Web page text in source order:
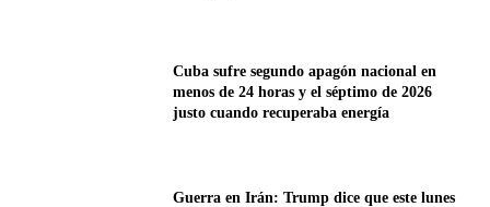
Cuba sufre segundo apagón nacional en
menos de 24 horas y el séptimo de 2026
justo cuando recuperaba energía
Guerra en Irán: Trump dice que este lunes